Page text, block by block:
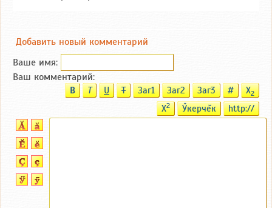
Добавить новый комментарий
Ваше имя:
Ваш комментарий:
B T U T Заг1 Заг2 Заг3 # X2
X2 Ӳкерчĕк http://